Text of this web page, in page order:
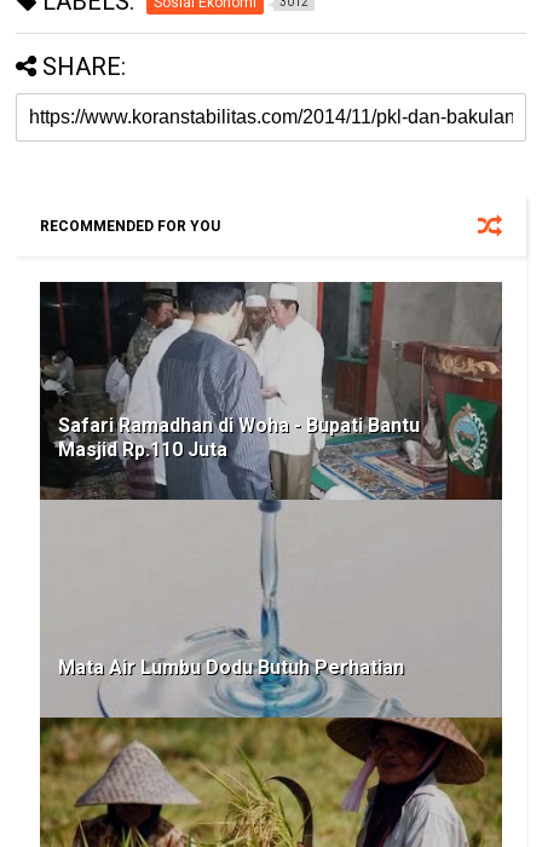
SHARE:
RECOMMENDED FOR YOU
Safari Ramadhan di Woha - Bupati Bantu
Masjid Rp.110 Juta
Mata Air Lumbu Dodu Butuh Perhatian